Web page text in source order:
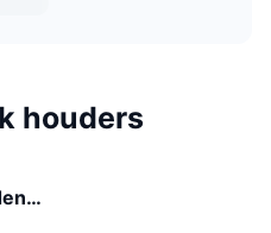
houders